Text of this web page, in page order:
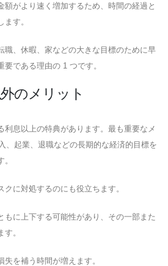
額がより速く増加するため、時間の経過と
す。
職、休暇、家などの大きな目標のために早
である理由の 1 つです。
のメリット
利息以上の特典があります。最も重要なメ
、起業、退職などの長期的な経済的目標を
クに対処するのにも役立ちます。
もに上下する可能性があり、その一部また
。
を補う時間が増えます。